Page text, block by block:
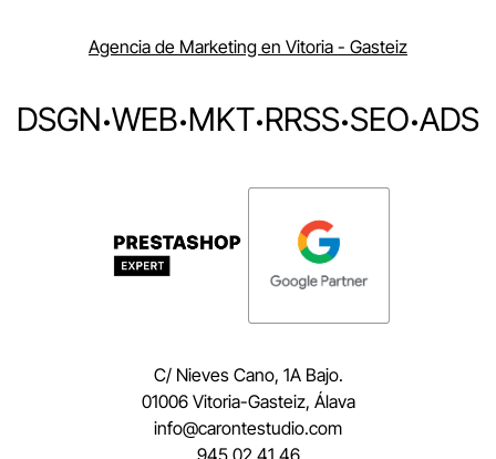
Agencia de Marketing en Vitoria - Gasteiz
DSGN·WEB·MKT·RRSS·SEO·ADS
C/ Nieves Cano, 1A Bajo.
01006 Vitoria-Gasteiz, Álava
moc.oidutsetnorac@ofni